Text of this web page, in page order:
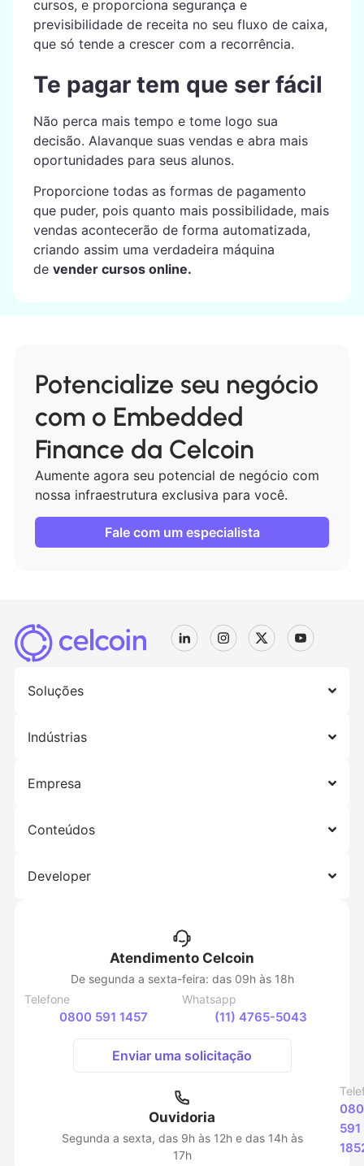
cursos, e proporciona segurança e
previsibilidade de receita no seu fluxo de caixa,
que só tende a crescer com a recorrência.
Te pagar tem que ser fácil
Não perca mais tempo e tome logo sua
decisão. Alavanque suas vendas e abra mais
oportunidades para seus alunos.
Proporcione todas as formas de pagamento
que puder, pois quanto mais possibilidade, mais
vendas acontecerão de forma automatizada,
criando assim uma verdadeira máquina
de vender cursos online.
Potencialize seu negócio
com o Embedded
Finance da Celcoin
Aumente agora seu potencial de negócio com
nossa infraestrutura exclusiva para você.
Fale com um especialista
Soluções
Indústrias
Empresa
Conteúdos
Developer
Atendimento Celcoin
De segunda a sexta-feira: das 09h às 18h
Telefone
0800 591 1457
Whatsapp
(11) 4765-5043
Enviar uma solicitação
Ouvidoria
Segunda a sexta, das 9h às 12h e das 14h às
17h
591